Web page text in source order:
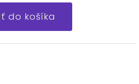
do košíka